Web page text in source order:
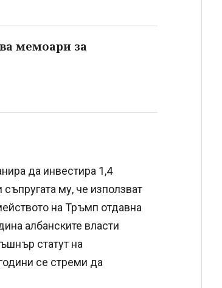
мемоари за
да инвестира 1,4
му, че използват
на Тръмп отдавна
албанските власти
статут на
се стреми да